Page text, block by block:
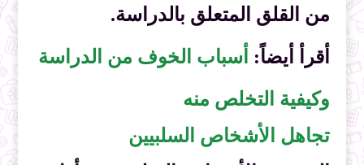
من القلق المتعلق بالدراسة.
أقرأ أيضاً: أسباب الخوف من الدراسة
وكيفية التخلص منه
تجاهل الأشخاص السلبيين